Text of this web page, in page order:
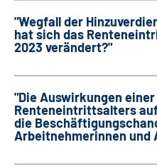
"Wegfall der
hat sich das
2023 verändert?"
"Die Auswirkungen
Renteneintrittsalters
die
Arbeitnehmerinnen und